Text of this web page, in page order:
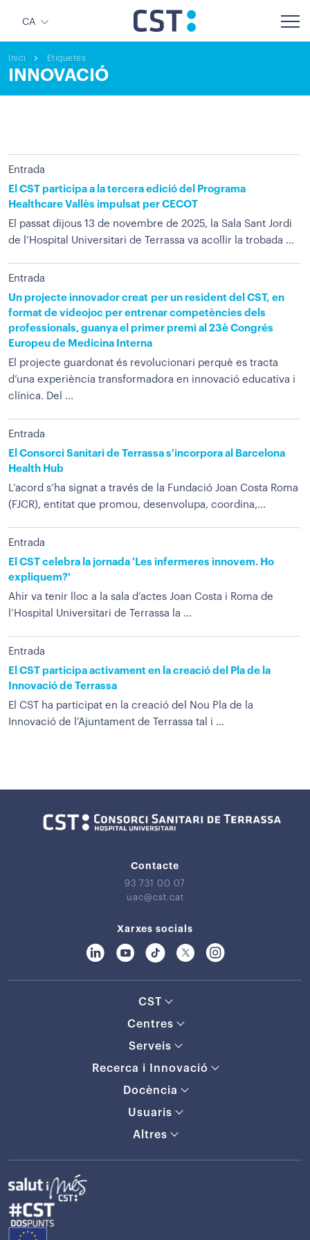
CA
Inici Etiquetes
INNOVACIÓ
Entrada
El CST participa a la tercera edició del Programa
Healthcare Vallès impulsat per CECOT
El passat dijous 13 de novembre de 2025, la Sala Sant Jordi
de l’Hospital Universitari de Terrassa va acollir la trobada ...
Entrada
Un projecte innovador creat per un resident del CST, en
format de videojoc per entrenar competències dels
professionals, guanya el primer premi al 23è Congrés
Europeu de Medicina Interna
El projecte guardonat és revolucionari perquè es tracta
d’una experiència transformadora en innovació educativa i
clínica. Del ...
Entrada
El Consorci Sanitari de Terrassa s'incorpora al Barcelona
Health Hub
L’acord s’ha signat a través de la Fundació Joan Costa Roma
(FJCR), entitat que promou, desenvolupa, coordina,...
Entrada
El CST celebra la jornada 'Les infermeres innovem. Ho
expliquem?'
Ahir va tenir lloc a la sala d’actes Joan Costa i Roma de
l’Hospital Universitari de Terrassa la ...
Entrada
El CST participa activament en la creació del Pla de la
Innovació de Terrassa
El CST ha participat en la creació del Nou Pla de la
Innovació de l’Ajuntament de Terrassa tal i ...
Contacte
93 731 00 07
uac@cst.cat
Xarxes socials
CST
Centres
Serveis
Recerca i Innovació
Docència
Usuaris
Altres